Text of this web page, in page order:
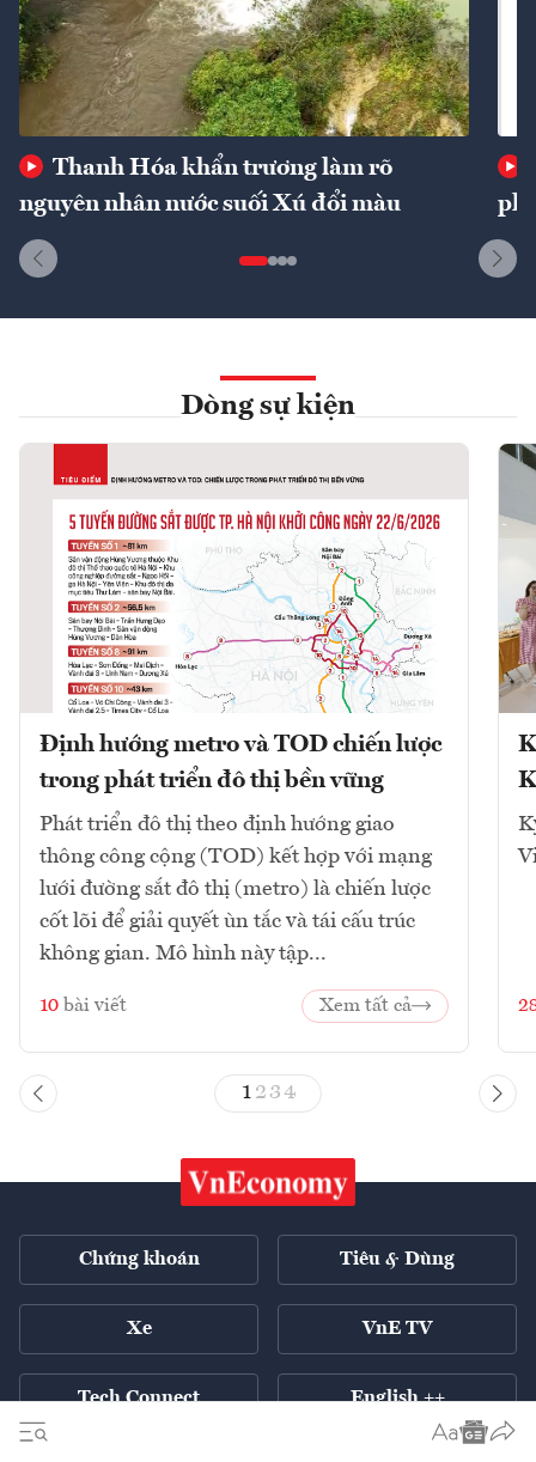
Thanh Hóa khẩn trương làm rõ
nguyên nhân nước suối Xú đổi màu
phí
Dòng sự kiện
Định hướng metro và TOD chiến lược
trong phát triển đô thị bền vững
Phát triển đô thị theo định hướng giao
thông công cộng (TOD) kết hợp với mạng
lưới đường sắt đô thị (metro) là chiến lược
cốt lõi để giải quyết ùn tắc và tái cấu trúc
không gian. Mô hình này tập...
10 bài viết Xem tất cả
1 23 4
Chứng khoán Tiêu & Dùng
Xe VnE TV
Tech Connect English ++